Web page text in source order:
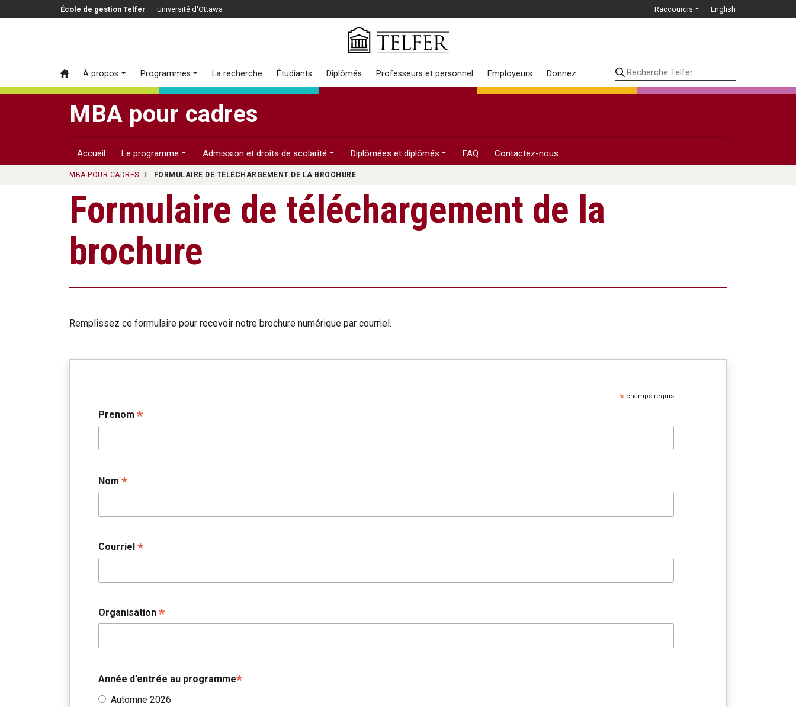
Passer au contenu principal
École de gestion Telfer Université d'Ottawa Raccourcis English
À propos Programmes La recherche Étudiants Diplômés Professeurs et personnel Employeurs DonnezRecherche Telfer...
MBA pour cadres
Accueil Le programme Admission et droits de scolarité Diplômées et diplômés FAQ Contactez-nous
MBA POUR CADRES FORMULAIRE DE TÉLÉCHARGEMENT DE LA BROCHURE
Formulaire de téléchargement de la
brochure
Remplissez ce formulaire pour recevoir notre brochure numérique par courriel.
*champs requis
Prenom *
Nom *
Courriel *
Organisation *
Année d’entrée au programme*
Automne 2026